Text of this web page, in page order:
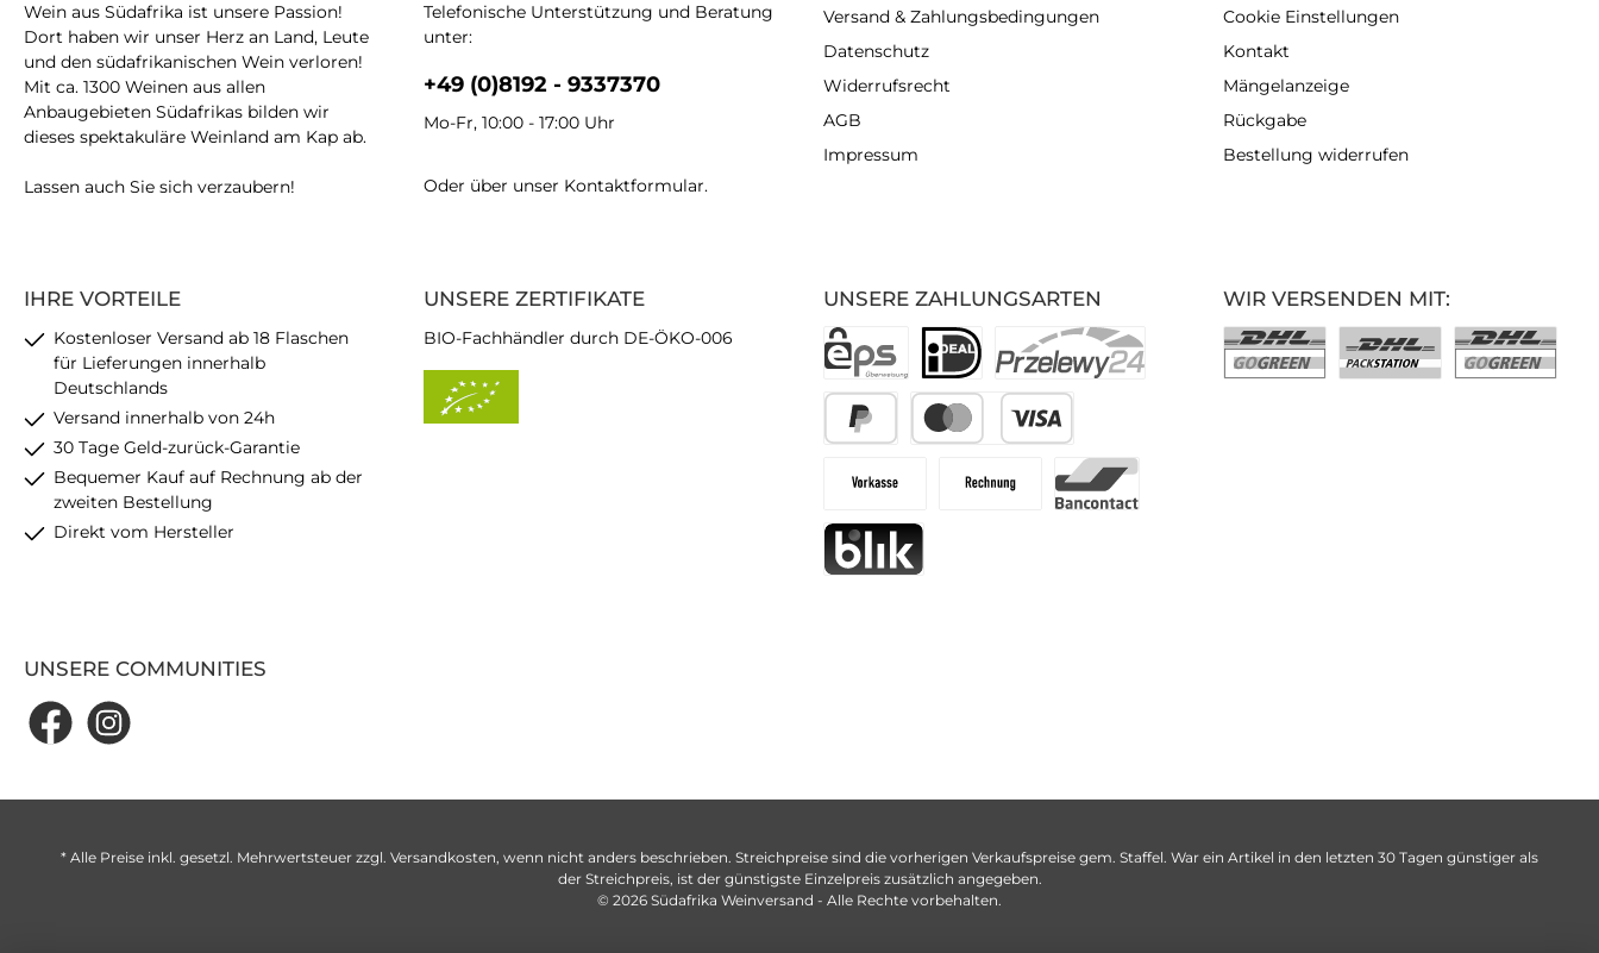
Telefonische Unterstützung und Beratung
unter:
+49 (0)8192 - 9337370
Mo-Fr, 10:00 - 17:00 Uhr
Oder über unser Kontaktformular.
IHRE VORTEILE
Kostenloser Versand ab 18 Flaschen
für Lieferungen innerhalb
Deutschlands
Versand innerhalb von 24h
30 Tage Geld-zurück-Garantie
Bequemer Kauf auf Rechnung ab der
zweiten Bestellung
Direkt vom Hersteller
UNSERE ZAHLUNGSARTEN
Wein aus Südafrika ist unsere Passion!
Dort haben wir unser Herz an Land, Leute
und den südafrikanischen Wein verloren!
Mit ca. 1300 Weinen aus allen
Anbaugebieten Südafrikas bilden wir
dieses spektakuläre Weinland am Kap ab.
Lassen auch Sie sich verzaubern!
UNSERE ZERTIFIKATE
BIO-Fachhändler durch DE-ÖKO-006
Versand & Zahlungsbedingungen
Datenschutz
Widerrufsrecht
AGB
Impressum
Cookie Einstellungen
Kontakt
Mängelanzeige
Rückgabe
Bestellung widerrufen
UNSERE COMMUNITIES
WIR VERSENDEN MIT:
* Alle Preise inkl. gesetzl. Mehrwertsteuer zzgl. Versandkosten, wenn nicht anders beschrieben. Streichpreise sind die vorherigen Verkaufspreise gem. Staffel. War ein Artikel in den letzten 30 Tagen günstiger als
der Streichpreis, ist der günstigste Einzelpreis zusätzlich angegeben.
© 2026 Südafrika Weinversand - Alle Rechte vorbehalten.